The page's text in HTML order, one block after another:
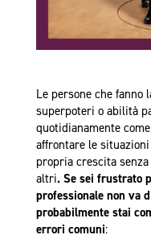
Le persone che fanno
superpoteri o abilità
quotidianamente
affrontare le
propria crescita
altri. Se sei frustrato
professionale non va
probabilmente stai
errori comuni: